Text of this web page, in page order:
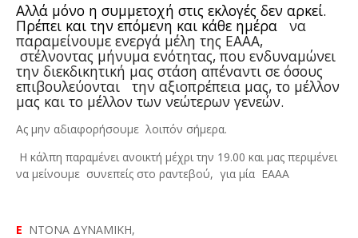
Αλλά μόνο η συμμετοχή στις εκλογές δεν αρκεί.
Πρέπει και την επόμενη και κάθε ημέρα να
παραμείνουμε ενεργά μέλη της ΕΑΑΑ,
στέλνοντας μήνυμα ενότητας, που ενδυναμώνει
την διεκδικητική μας στάση απέναντι σε όσους
επιβουλεύονται την αξιοπρέπεια μας, το μέλλον
μας και το μέλλον των νεώτερων γενεών.
Ας μην αδιαφορήσουμε λοιπόν σήμερα.
Η κάλπη παραμένει ανοικτή μέχρι την 19.00 και μας περιμένει
να μείνουμε συνεπείς στο ραντεβού, για μία ΕΑΑΑ
Ε ΝΤΟΝΑ ΔΥΝΑΜΙΚΗ,